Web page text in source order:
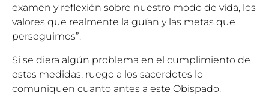
examen y reflexión sobre nuestro modo de vida, los
valores que realmente la guían y las metas que
perseguimos”.
Si se diera algún problema en el cumplimiento de
estas medidas, ruego a los sacerdotes lo
comuniquen cuanto antes a este Obispado.